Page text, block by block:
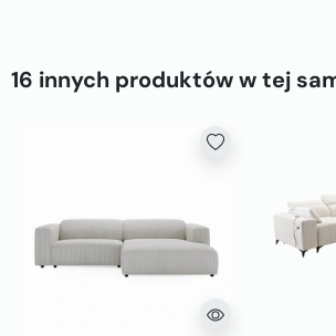
16 innych produktów w tej